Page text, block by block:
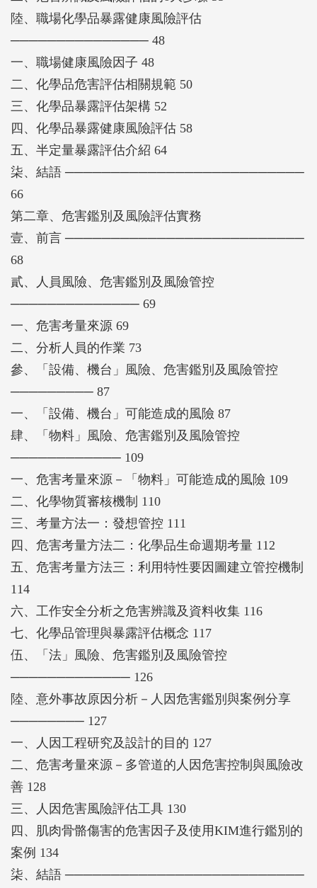
陸、職場化學品暴露健康風險評估
─────────────── 48
一、職場健康風險因子 48
二、化學品危害評估相關規範 50
三、化學品暴露評估架構 52
四、化學品暴露健康風險評估 58
五、半定量暴露評估介紹 64
柒、結語 ──────────────────────────
66
第二章、危害鑑別及風險評估實務
壹、前言 ──────────────────────────
68
貳、人員風險、危害鑑別及風險管控
────────────── 69
一、危害考量來源 69
二、分析人員的作業 73
參、「設備、機台」風險、危害鑑別及風險管控
───────── 87
一、「設備、機台」可能造成的風險 87
肆、「物料」風險、危害鑑別及風險管控
──────────── 109
一、危害考量來源－「物料」可能造成的風險 109
二、化學物質審核機制 110
三、考量方法一：發想管控 111
四、危害考量方法二：化學品生命週期考量 112
五、危害考量方法三：利用特性要因圖建立管控機制
114
六、工作安全分析之危害辨識及資料收集 116
七、化學品管理與暴露評估概念 117
伍、「法」風險、危害鑑別及風險管控
───────────── 126
陸、意外事故原因分析－人因危害鑑別與案例分享
──────── 127
一、人因工程研究及設計的目的 127
二、危害考量來源－多管道的人因危害控制與風險改
善 128
三、人因危害風險評估工具 130
四、肌肉骨骼傷害的危害因子及使用KIM進行鑑別的
案例 134
柒、結語 ──────────────────────────